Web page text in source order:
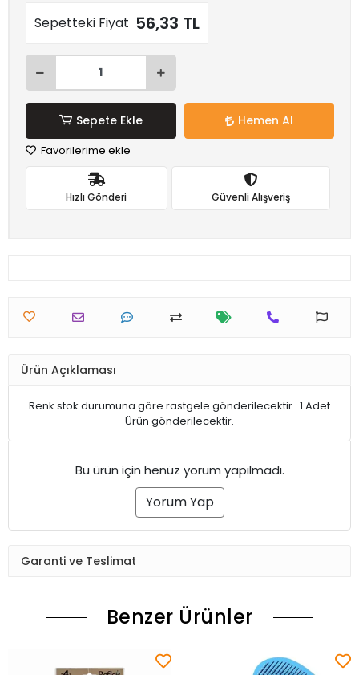
Sepetteki Fiyat 56,33 TL
Sepete Ekle Hemen Al
Favorilerime ekle
Hızlı Gönderi Güvenli Alışveriş
Ürün Açıklaması
Renk stok durumuna göre rastgele gönderilecektir. 1 Adet
Ürün gönderilecektir.
Bu ürün için henüz yorum yapılmadı.
Yorum Yap
Garanti ve Teslimat
Benzer Ürünler